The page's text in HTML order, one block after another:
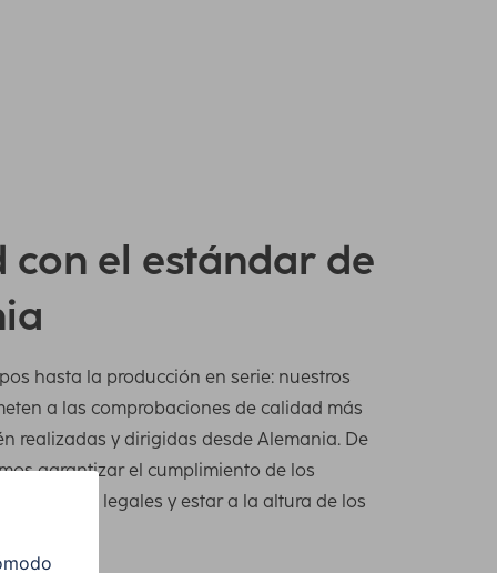
con el estándar de
hasta la producción en serie: nuestros
a las comprobaciones de calidad más
realizadas y dirigidas desde Alemania. De
garantizar el cumplimiento de los
legales y estar a la altura de los